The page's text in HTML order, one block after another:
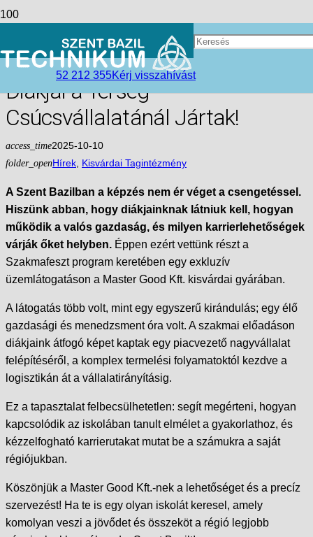
52 212 355Kérj visszahívást
Hol Dolgoznak a Jövő
Szakemberei? A Szent Bazil
Diákjai a Térség
Csúcsvállalatánál Jártak!
access_time2025-10-10
folder_openHírek Kisvárdai Tagintézmény
A Szent Bazilban a képzés nem ér véget a csengetéssel.
Hiszünk abban, hogy diákjainknak látniuk kell, hogyan
működik a valós gazdaság, és milyen karrierlehetőségek
várják őket helyben. Éppen ezért vettünk részt a
Szakmafeszt program keretében egy exkluzív
üzemlátogatáson a Master Good Kft. kisvárdai gyárában.
A látogatás több volt, mint egy egyszerű kirándulás; egy élő
gazdasági és menedzsment óra volt. A szakmai előadáson
diákjaink átfogó képet kaptak egy piacvezető nagyvállalat
felépítéséről, a komplex termelési folyamatoktól kezdve a
logisztikán át a vállalatirányításig.
Ez a tapasztalat felbecsülhetetlen: segít megérteni, hogyan
kapcsolódik az iskolában tanult elmélet a gyakorlathoz, és
kézzelfogható karrierutakat mutat be a számukra a saját
régiójukban.
Köszönjük a Master Good Kft.-nek a lehetőséget és a precíz
szervezést! Ha te is egy olyan iskolát keresel, amely
komolyan veszi a jövődet és összeköt a régió legjobb